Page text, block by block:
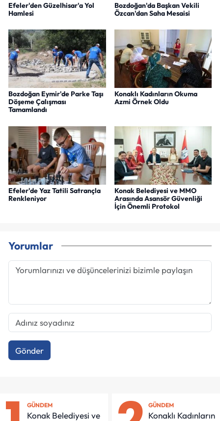
Efeler'den Güzelhisar'a Yol
Hamlesi
Bozdoğan'da Başkan Vekili
Özcan'dan Saha Mesaisi
Bozdoğan Eymir'de Parke Taşı
Döşeme Çalışması
Tamamlandı
Konaklı Kadınların Okuma
Azmi Örnek Oldu
Efeler'de Yaz Tatili Satrançla
Renkleniyor
Konak Belediyesi ve MMO
Arasında Asansör Güvenliği
İçin Önemli Protokol
Yorumlar
Gönder
GÜNDEM
Konak Belediyesi ve
GÜNDEM
Konaklı Kadınların